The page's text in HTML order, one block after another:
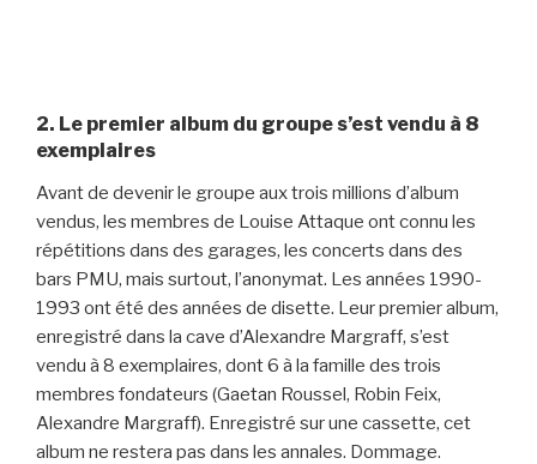
2. Le premier album du groupe s’est vendu à 8
exemplaires
Avant de devenir le groupe aux trois millions d’album
vendus, les membres de Louise Attaque ont connu les
répétitions dans des garages, les concerts dans des
bars PMU, mais surtout, l’anonymat. Les années 1990-
1993 ont été des années de disette. Leur premier album,
enregistré dans la cave d’Alexandre Margraff, s’est
vendu à 8 exemplaires, dont 6 à la famille des trois
membres fondateurs (Gaetan Roussel, Robin Feix,
Alexandre Margraff). Enregistré sur une cassette, cet
album ne restera pas dans les annales. Dommage.